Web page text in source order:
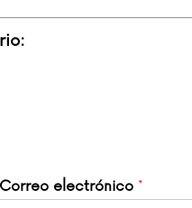
Correo electrónico *